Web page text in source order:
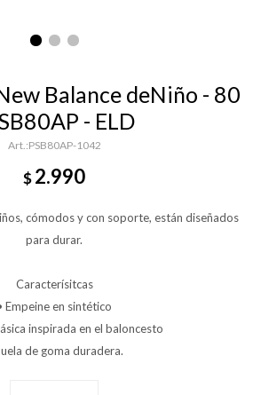
Balance deNiño - 80
- ELD
PSB80AP-1042
$2.990
cómodos y con soporte, están diseñados
para durar.
Caracterísitcas
Empeine en sintético
inspirada en el baloncesto
de goma duradera.